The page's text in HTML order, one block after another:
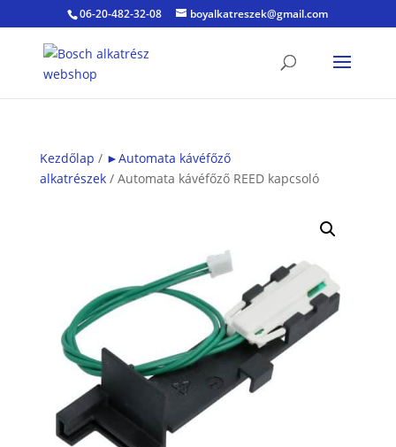
06-20-482-32-08 boyalkatreszek@gmail.com
Kezdőlap / ►Automata kávéfőző
alkatrészek/ Automata kávéfőző REED kapcsoló